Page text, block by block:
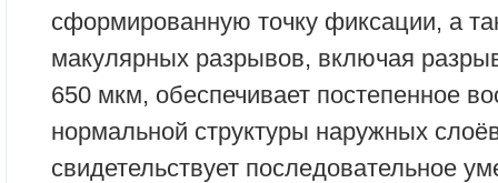
сформированную точку фиксации, а
макулярных разрывов, включая
650 мкм, обеспечивает постепенное
нормальной структуры наружных
свидетельствует последовательное